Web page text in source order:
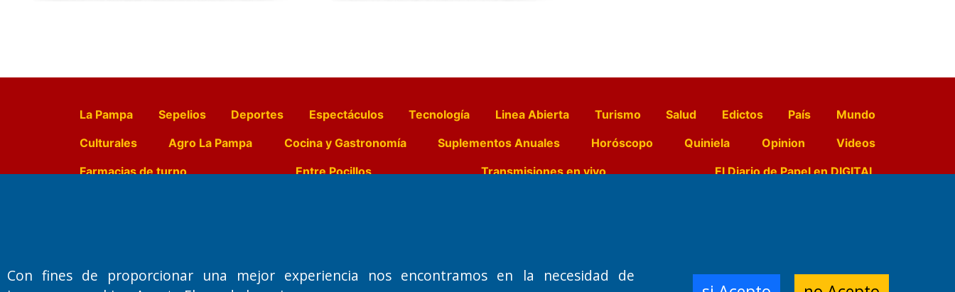
La Pampa Sepelios Deportes Espectáculos Tecnología Linea Abierta Turismo Salud Edictos País
Mundo
Culturales
Agro La Pampa Cocina y Gastronomía Suplementos Anuales Horóscopo Quiniela Opinion
Videos
Farmacias de turno
Entre Pocillos Transmisiones en vivo El Diario de Papel en DIGITAL
Primera edición: Domingo 3 de Mayo de 1992
Miembro de ADIRA,ADEPA y CPPAL
Santa Rosa, La Pampa.
Número de Registro DNDA:
Dr. Jorge Ricardo Nemesio
Redacción, Administración,
Con fines de proporcionar una mejor experiencia nos encontramos en la necesidad de